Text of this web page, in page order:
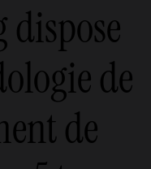
dispose
de
de